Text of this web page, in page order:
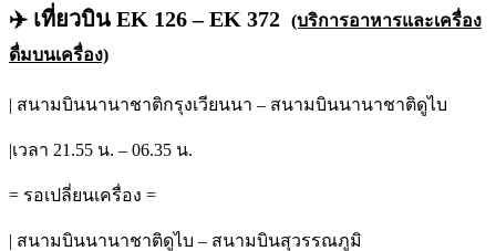
✈️ เที่ยวบิน EK 126 – EK 372 (บริการอาหารและเครื่อง
ดื่มบนเครื่อง)
| สนามบินนานาชาติกรุงเวียนนา – สนามบินนานาชาติดูไบ
|เวลา 21.55 น. – 06.35 น.
= รอเปลี่ยนเครื่อง =
| สนามบินนานาชาติดูไบ – สนามบินสุวรรณภูมิ